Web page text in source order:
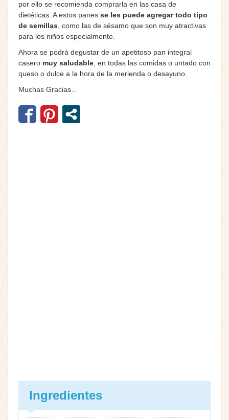
por ello se recomienda comprarla en las casa de
dietéticas. A estos panes se les puede agregar todo tipo
de semillas , como las de sésamo que son muy atractivas
para los niños especialmente.
Ahora se podrá degustar de un apetitoso pan integral
casero muy saludable , en todas las comidas o untado con
queso o dulce a la hora de la merienda o desayuno.
Muchas Gracias…
Ingredientes